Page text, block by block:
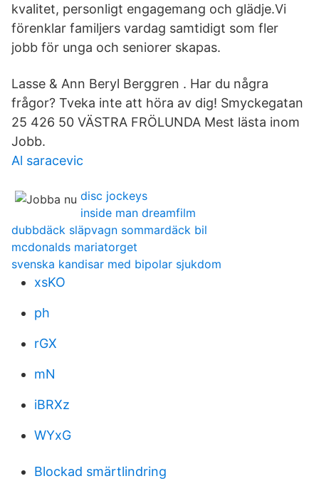
kvalitet, personligt engagemang och glädje.Vi
förenklar familjers vardag samtidigt som fler
jobb för unga och seniorer skapas.
Lasse & Ann Beryl Berggren . Har du några
frågor? Tveka inte att höra av dig! Smyckegatan
25 426 50 VÄSTRA FRÖLUNDA Mest lästa inom
Jobb.
Al saracevic
disc jockeys
inside man dreamfilm
dubbdäck släpvagn sommardäck bil
mcdonalds mariatorget
svenska kandisar med bipolar sjukdom
xsKO
ph
rGX
mN
iBRXz
WYxG
Blockad smärtlindring